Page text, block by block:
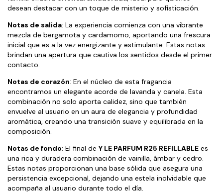
desean destacar con un toque de misterio y sofisticación.
Notas de salida: La experiencia comienza con una vibrante
mezcla de bergamota y cardamomo, aportando una frescura
inicial que es a la vez energizante y estimulante. Estas notas
brindan una apertura que cautiva los sentidos desde el primer
contacto.
Notas de corazón: En el núcleo de esta fragancia
encontramos un elegante acorde de lavanda y canela. Esta
combinación no solo aporta calidez, sino que también
envuelve al usuario en un aura de elegancia y profundidad
aromática, creando una transición suave y equilibrada en la
composición.
Notas de fondo: El final de Y LE PARFUM R25 REFILLABLE es
una rica y duradera combinación de vainilla, ámbar y cedro.
Estas notas proporcionan una base sólida que asegura una
persistencia excepcional, dejando una estela inolvidable que
acompaña al usuario durante todo el día.